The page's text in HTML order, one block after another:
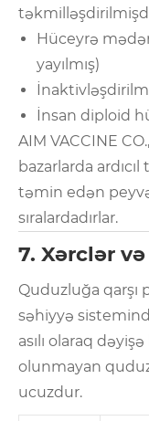
Hüceyrə
yayılmış)
İnsan diploid
AIM VACCINE
bazarlarda
təmin edən
sıralardadırlar.
7. Xərclər
Quduzluğa
səhiyyə
asılı olaraq
olunmayan
ucuzdur.